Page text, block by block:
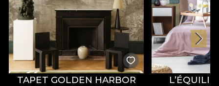
TAPET GOLDEN HARBOR